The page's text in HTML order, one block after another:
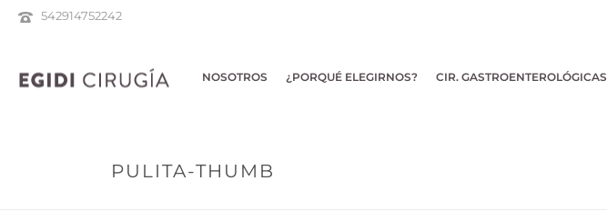
542914752242
NOSOTROS ¿PORQUÉ ELEGIRNOS? CIR. GASTROENTEROLÓGICAS
PULITA-THUMB